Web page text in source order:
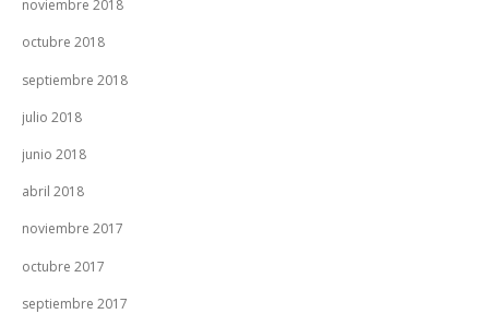
noviembre 2018
octubre 2018
septiembre 2018
julio 2018
junio 2018
abril 2018
noviembre 2017
octubre 2017
septiembre 2017